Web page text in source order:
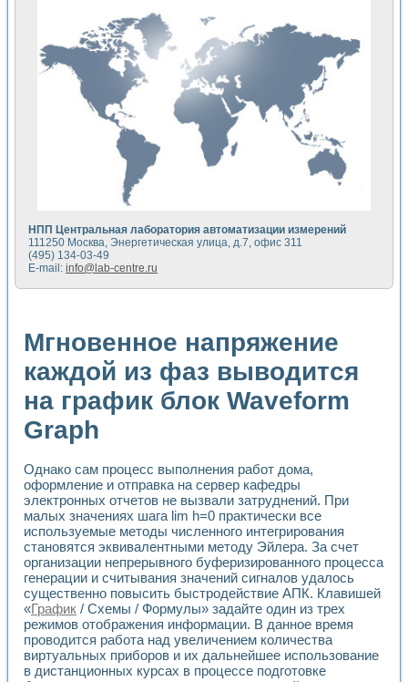
Разработка автоматизированного стенда для измерения
Применение среды LabVIEW для построения картины
Портативная система для определения показателей
Использование LabVIEW для управления источником
Устройство для снятия вольт-амперных характеристик
Передовые научные технологии: нано-, фемто-,
Автоматизированная установка по измерению временных
Автоматизированный лабораторный комплекс на базе
Визуализация моделирования и оптимизации тепловой
Виртуальный прибор для исследования функциональных
Исследование возможности создания экономичного
Исследование кинетики движения макрочастиц в
Метод прогнозирования свойств дисперсных продуктов
Недорогая система управления сверхпроводящим
Применение технологий NI в курсе экспериментальной
Расчет переноса аэрозоля и выпадения осадка в
Применение NI VISION для геометрического анализа в
Система температурной стабилизации
Управление движением с помощью программно -
Определение параметров всплывающих газовых
Система управления асинхронным тиристорным
Разработка автоматизированного стенда для
Автоматизированный стенд рентгеновской диагностики
Высокочувствительные оптоэлектронные
Установка для измерения диэлектрических свойств
Исследование кинетики зарождения и развития
Лабораторный электрический импедансный томограф на
Микрозондовая система для характеризации
Метод траекторий в исследовании
Промышленная автоматизация
Автоматизация технологических процессов получения
Использование систем технического зрения для контроля
Исследование электромагнитных переходных процессов
Применение LabVIEW при разработке обучающих
НПП Центральная лаборатория автоматизации измерений
111250 Москва, Энергетическая улица, д.7, офис 311
(495) 134-03-49
E-mail: info@lab-centre.ru
Мгновенное напряжение
каждой из фаз выводится
на график блок Waveform
Graph
Однако сам процесс выполнения работ дома,
оформление и отправка на сервер кафедры
электронных отчетов не вызвали затруднений. При
малых значениях шага lim h=0 практически все
используемые методы численного интегрирования
становятся эквивалентными методу Эйлера. За счет
организации непрерывного буферизированного процесса
генерации и считывания значений сигналов удалось
существенно повысить быстродействие АПК. Клавишей
«График / Схемы / Формулы» задайте один из трех
режимов отображения информации. В данное время
проводится работа над увеличением количества
виртуальных приборов и их дальнейшее использование
в дистанционных курсах в процессе подготовке